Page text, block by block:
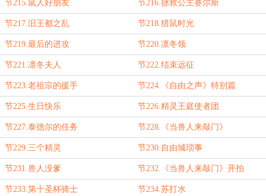
节215.鼠人好朋友 节216.拯救公主赛尔斯
节217.旧王都之乱 节218.猎鼠时光
节219.最后的进攻 节220.凛冬领
节221.凛冬夫人 节222.结束远征
节223.老祖宗的援手 节224.《自由之声》特别篇
节225.生日快乐 节226.精灵王庭使者团
节227.泰德尔的任务 节228.《当兽人来敲门》
节229.三个精灵 节230.自由城琐事
节231.兽人没爹 节232.《当兽人来敲门》开拍
节233.第十圣杯骑士 节234.苏打水